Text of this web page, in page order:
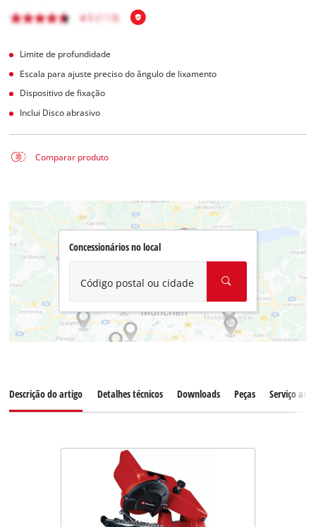
Limite de profundidade
Escala para ajuste preciso do ângulo de lixamento
Dispositivo de fixação
Inclui Disco abrasivo
Comparar produto
Concessionários no local
Código postal ou cidade
Descrição do artigo Detalhes técnicos Downloads Peças Serviço ao